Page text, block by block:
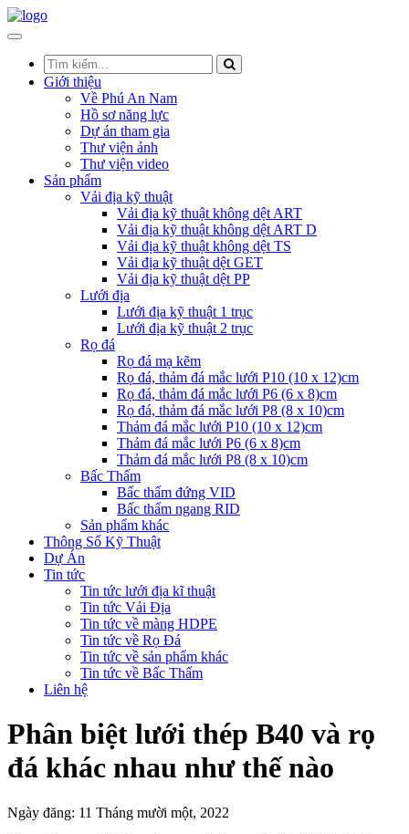
Giới thiệu
Về Phú An Nam
Hồ sơ năng lực
Dự án tham gia
Thư viện ảnh
Thư viện video
Sản phẩm
Vải địa kỹ thuật
Vải địa kỹ thuật không dệt ART
Vải địa kỹ thuật không dệt ART D
Vải địa kỹ thuật không dệt TS
Vải địa kỹ thuật dệt GET
Vải địa kỹ thuật dệt PP
Lưới địa
Lưới địa kỹ thuật 1 trục
Lưới địa kỹ thuật 2 trục
Rọ đá
Rọ đá mạ kẽm
Rọ đá, thảm đá mắc lưới P10 (10 x 12)cm
Rọ đá, thảm đá mắc lưới P6 (6 x 8)cm
Rọ đá, thảm đá mắc lưới P8 (8 x 10)cm
Thảm đá mắc lưới P10 (10 x 12)cm
Thảm đá mắc lưới P6 (6 x 8)cm
Thảm đá mắc lưới P8 (8 x 10)cm
Bấc Thấm
Bấc thấm đứng VID
Bấc thấm ngang RID
Sản phẩm khác
Thông Số Kỹ Thuật
Dự Án
Tin tức
Tin tức lưới địa kĩ thuật
Tin tức Vải Địa
Tin tức về màng HDPE
Tin tức về Rọ Đá
Tin tức về sản phẩm khác
Tin tức về Bấc Thấm
Liên hệ
Phân biệt lưới thép B40 và rọ
đá khác nhau như thế nào
Ngày đăng: 11 Tháng mười một, 2022